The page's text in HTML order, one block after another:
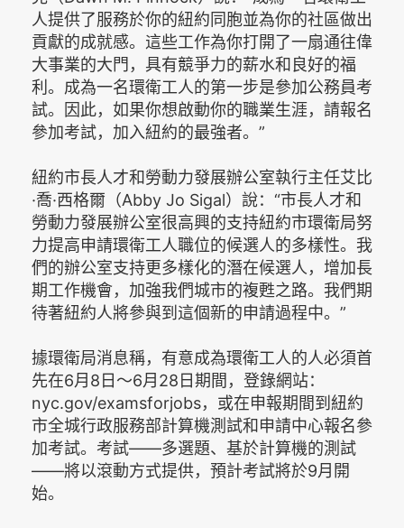
人提供了服務於你的紐約同胞並為你的社區做出
貢獻的成就感。這些工作為你打開了一扇通往偉
大事業的大門，具有競爭力的薪水和良好的福
利。成為一名環衛工人的第一步是參加公務員考
試。因此，如果你想啟動你的職業生涯，請報名
參加考試，加入紐約的最強者。”
紐約市長人才和勞動力發展辦公室執行主任艾比
·喬·西格爾（Abby Jo Sigal）說：“市長人才和
勞動力發展辦公室很高興的支持紐約市環衛局努
力提高申請環衛工人職位的候選人的多樣性。我
們的辦公室支持更多樣化的潛在候選人，增加長
期工作機會，加強我們城市的複甦之路。我們期
待著紐約人將參與到這個新的申請過程中。”
據環衛局消息稱，有意成為環衛工人的人必須首
先在6月8日～6月28日期間，登錄網站：
nyc.gov/examsforjobs，或在申報期間到紐約
市全城行政服務部計算機測試和申請中心報名參
加考試。考試——多選題、基於計算機的測試
——將以滾動方式提供，預計考試將於9月開
始。